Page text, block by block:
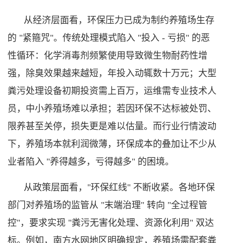
从经济层面看，环保压力已成为制约养殖场生存
的 "紧箍咒"。传统处理模式陷入 "投入 - 亏损" 的恶
性循环：化学消毒剂频繁使用导致微生物耐药性增
强，除臭效果越来越短，年投入动辄数十万元；大型
粪污处理设备初期投资需上百万，运维需专业技术人
员，中小养殖场难以承担；若因环保不达标被处罚、
限养甚至关停，损失更是难以估量。而行业行情波动
下，养殖场本就利润微薄，环保成本的叠加让不少从
业者陷入 "养得越多，亏得越多" 的困境。
从政策层面看，"环保红线" 不断收紧。各地环保
部门对养殖场的监管从 "末端治理" 转向 "全过程管
控"，要求实现 "粪污无害化处理、资源化利用" 双达
标。例如，南方水网地区明确规定，养殖场需配套粪